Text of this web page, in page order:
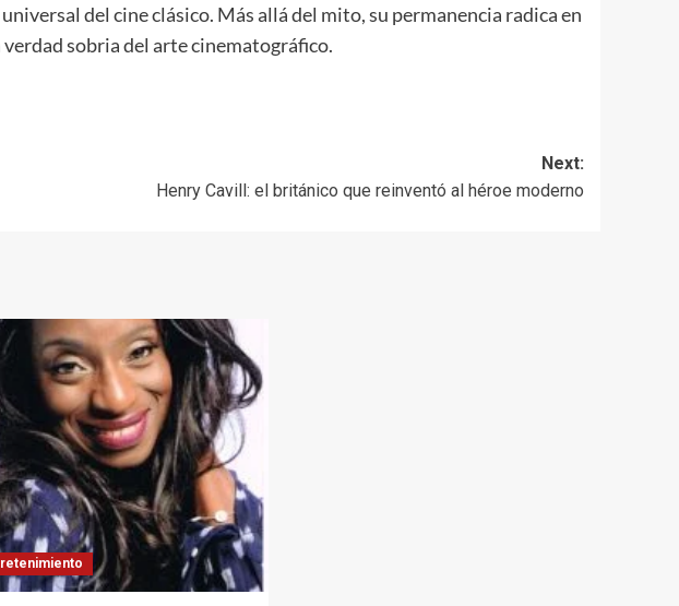
del cine clásico. Más allá del mito, su permanencia radica en
sobria del arte cinematográfico.
Next:
Henry Cavill: el británico que reinventó al héroe moderno